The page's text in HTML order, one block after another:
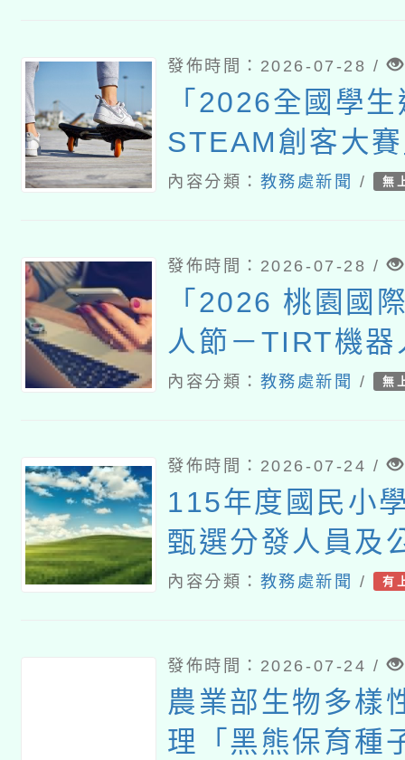
制遙控無人機飛
發佈時間：2026-07-28 /
「2026全國學
STEAM創客大
內容分類： 教務處新聞 / 無
發佈時間：2026-07-28 /
「2026 桃園國
人節－TIRT機
內容分類： 教務處新聞 / 無
發佈時間：2026-07-24 /
115年度國民小
甄選分發人員及
師專業培訓課程
內容分類： 教務處新聞 / 有
發佈時間：2026-07-24 /
農業部生物多樣
理「黑熊保育種